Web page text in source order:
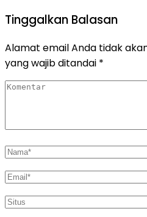
Tinggalkan Balasan
Alamat email Anda tidak
yang wajib ditandai *